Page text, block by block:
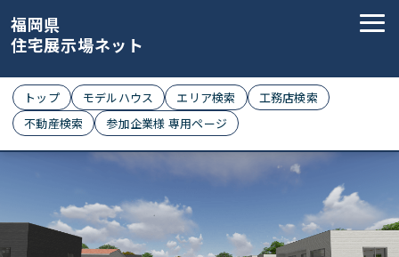
福岡県
住宅展示場ネット
トップ モデルハウス エリア検索
工務店検索
不動産検索
参加企業様 専用ページ